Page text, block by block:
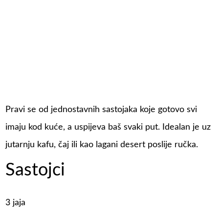
Pravi se od jednostavnih sastojaka koje gotovo svi
imaju kod kuće, a uspijeva baš svaki put. Idealan je uz
jutarnju kafu, čaj ili kao lagani desert poslije ručka.
Sastojci
3 jaja